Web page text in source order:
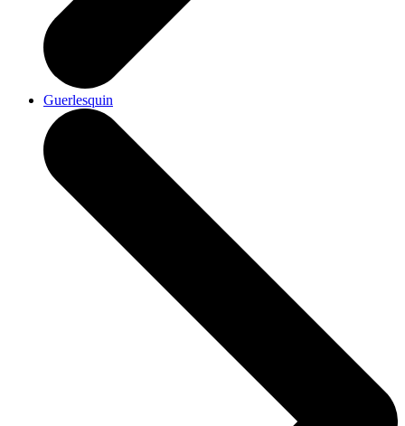
Guerlesquin